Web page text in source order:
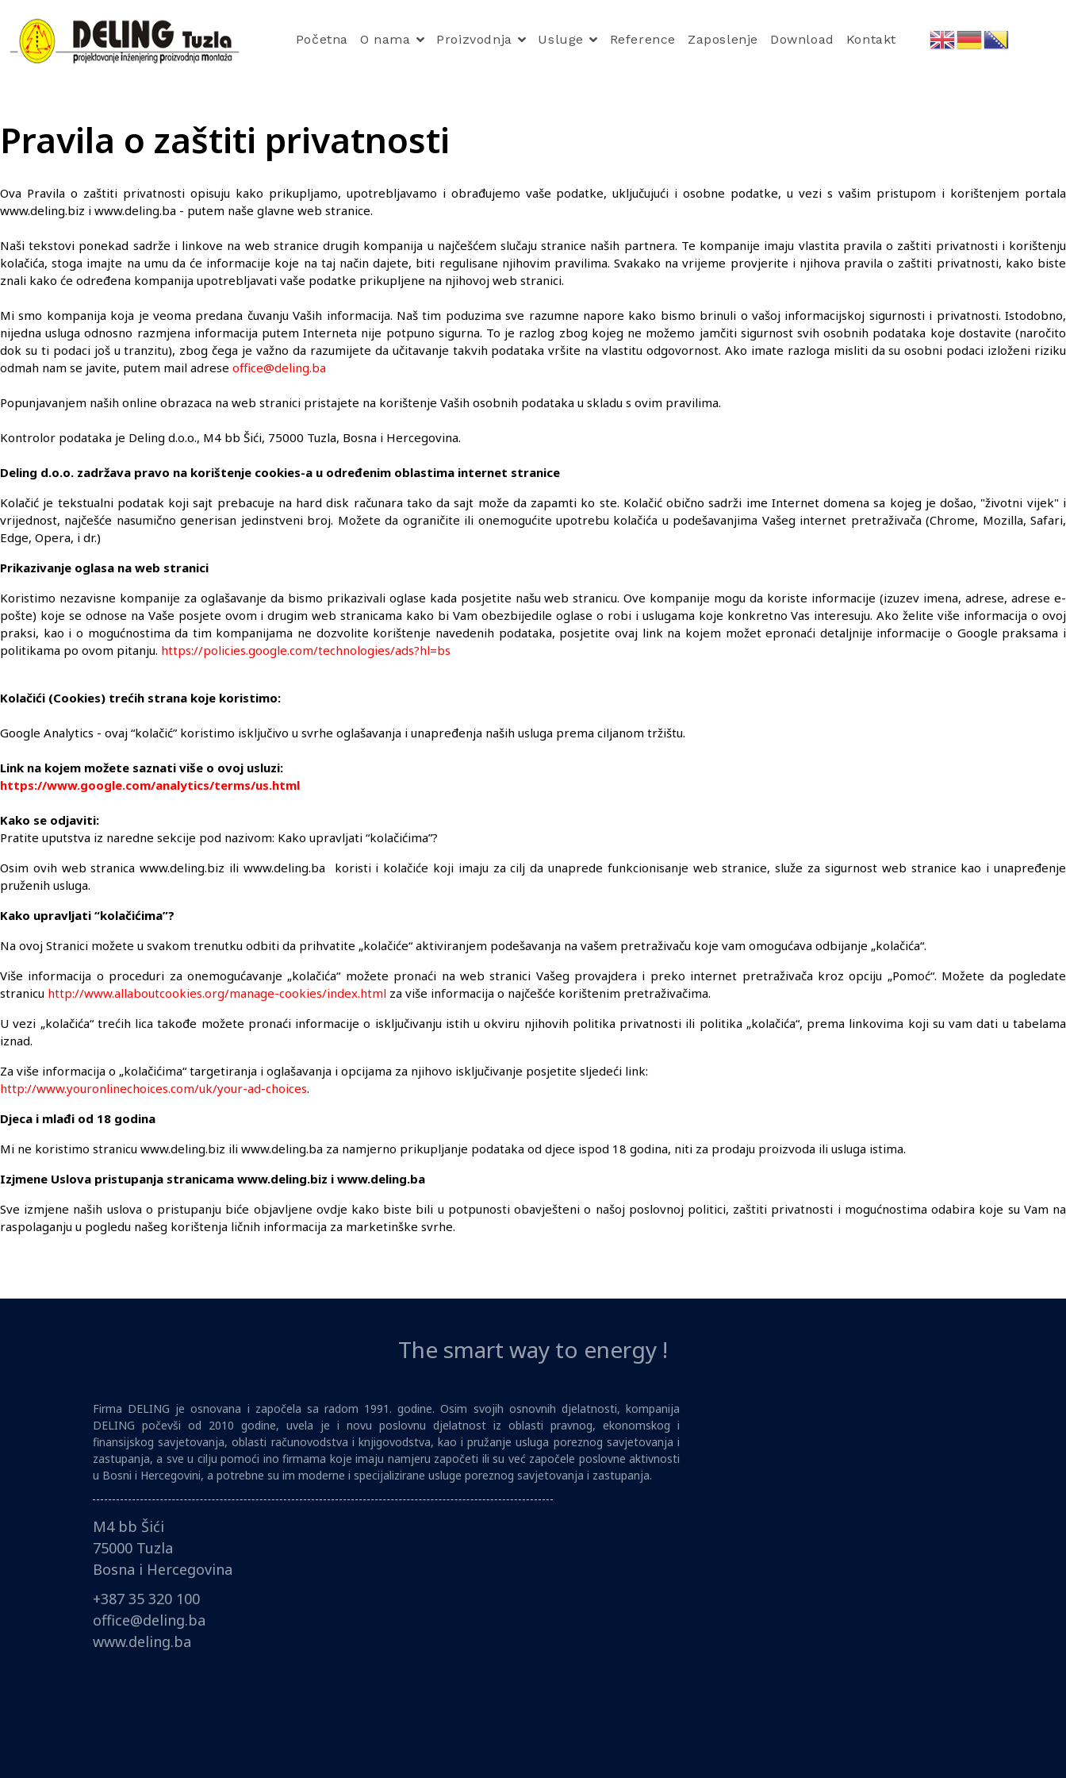
Početna O nama Proizvodnja Usluge Reference Zaposlenje Download Kontakt
Pravila o zaštiti privatnosti
Ova Pravila o zaštiti privatnosti opisuju kako prikupljamo, upotrebljavamo i obrađujemo vaše podatke, uključujući i osobne podatke, u vezi s vašim pristupom i korištenjem portala
www.deling.biz i www.deling.ba - putem naše glavne web stranice.
Naši tekstovi ponekad sadrže i linkove na web stranice drugih kompanija u najčešćem slučaju stranice naših partnera. Te kompanije imaju vlastita pravila o zaštiti privatnosti i korištenju
kolačića, stoga imajte na umu da će informacije koje na taj način dajete, biti regulisane njihovim pravilima. Svakako na vrijeme provjerite i njihova pravila o zaštiti privatnosti, kako biste
znali kako će određena kompanija upotrebljavati vaše podatke prikupljene na njihovoj web stranici.
Mi smo kompanija koja je veoma predana čuvanju Vaših informacija. Naš tim poduzima sve razumne napore kako bismo brinuli o vašoj informacijskoj sigurnosti i privatnosti. Istodobno,
nijedna usluga odnosno razmjena informacija putem Interneta nije potpuno sigurna. To je razlog zbog kojeg ne možemo jamčiti sigurnost svih osobnih podataka koje dostavite (naročito
dok su ti podaci još u tranzitu), zbog čega je važno da razumijete da učitavanje takvih podataka vršite na vlastitu odgovornost. Ako imate razloga misliti da su osobni podaci izloženi riziku
odmah nam se javite, putem mail adrese office@deling.ba
Popunjavanjem naših online obrazaca na web stranici pristajete na korištenje Vaših osobnih podataka u skladu s ovim pravilima.
Kontrolor podataka je Deling d.o.o., M4 bb Šići, 75000 Tuzla, Bosna i Hercegovina.
Deling d.o.o. zadržava pravo na korištenje cookies-a u određenim oblastima internet stranice
Kolačić je tekstualni podatak koji sajt prebacuje na hard disk računara tako da sajt može da zapamti ko ste. Kolačić obično sadrži ime Internet domena sa kojeg je došao, "životni vijek" i
vrijednost, najčešće nasumično generisan jedinstveni broj. Možete da ograničite ili onemogućite upotrebu kolačića u podešavanjima Vašeg internet pretraživača (Chrome, Mozilla, Safari,
Edge, Opera, i dr.)
Prikazivanje oglasa na web stranici
Koristimo nezavisne kompanije za oglašavanje da bismo prikazivali oglase kada posjetite našu web stranicu. Ove kompanije mogu da koriste informacije (izuzev imena, adrese, adrese e-
pošte) koje se odnose na Vaše posjete ovom i drugim web stranicama kako bi Vam obezbijedile oglase o robi i uslugama koje konkretno Vas interesuju. Ako želite više informacija o ovoj
praksi, kao i o mogućnostima da tim kompanijama ne dozvolite korištenje navedenih podataka, posjetite ovaj link na kojem možet epronaći detaljnije informacije o Google praksama i
politikama po ovom pitanju. https://policies.google.com/technologies/ads?hl=bs
Kolačići (Cookies) trećih strana koje koristimo:
Google Analytics - ovaj “kolačić” koristimo isključivo u svrhe oglašavanja i unapređenja naših usluga prema ciljanom tržištu.
Link na kojem možete saznati više o ovoj usluzi:
https://www.google.com/analytics/terms/us.html
Kako se odjaviti:
Pratite uputstva iz naredne sekcije pod nazivom: Kako upravljati “kolačićima”?
Osim ovih web stranica www.deling.biz ili www.deling.ba koristi i kolačiće koji imaju za cilj da unaprede funkcionisanje web stranice, služe za sigurnost web stranice kao i unapređenje
pruženih usluga.
Kako upravljati “kolačićima”?
Na ovoj Stranici možete u svakom trenutku odbiti da prihvatite „kolačiće“ aktiviranjem podešavanja na vašem pretraživaču koje vam omogućava odbijanje „kolačića“.
Više informacija o proceduri za onemogućavanje „kolačića“ možete pronaći na web stranici Vašeg provajdera i preko internet pretraživača kroz opciju „Pomoć“. Možete da pogledate
stranicu http://www.allaboutcookies.org/manage-cookies/index.html za više informacija o najčešće korištenim pretraživačima.
U vezi „kolačića“ trećih lica takođe možete pronaći informacije o isključivanju istih u okviru njihovih politika privatnosti ili politika „kolačića“, prema linkovima koji su vam dati u tabelama
iznad.
Za više informacija o „kolačićima“ targetiranja i oglašavanja i opcijama za njihovo isključivanje posjetite sljedeći link:
http://www.youronlinechoices.com/uk/your-ad-choices.
Djeca i mlađi od 18 godina
Mi ne koristimo stranicu www.deling.biz ili www.deling.ba za namjerno prikupljanje podataka od djece ispod 18 godina, niti za prodaju proizvoda ili usluga istima.
Izjmene Uslova pristupanja stranicama www.deling.biz i www.deling.ba
Sve izmjene naših uslova o pristupanju biće objavljene ovdje kako biste bili u potpunosti obavješteni o našoj poslovnoj politici, zaštiti privatnosti i mogućnostima odabira koje su Vam na
raspolaganju u pogledu našeg korištenja ličnih informacija za marketinške svrhe.
The smart way to energy !
Firma DELING je osnovana i započela sa radom 1991. godine. Osim svojih osnovnih djelatnosti, kompanija
DELING počevši od 2010 godine, uvela je i novu poslovnu djelatnost iz oblasti pravnog, ekonomskog i
finansijskog savjetovanja, oblasti računovodstva i knjigovodstva, kao i pružanje usluga poreznog savjetovanja i
zastupanja, a sve u cilju pomoći ino firmama koje imaju namjeru započeti ili su već započele poslovne aktivnosti
u Bosni i Hercegovini, a potrebne su im moderne i specijalizirane usluge poreznog savjetovanja i zastupanja.
M4 bb Šići
75000 Tuzla
Bosna i Hercegovina
+387 35 320 100
office@deling.ba
www.deling.ba